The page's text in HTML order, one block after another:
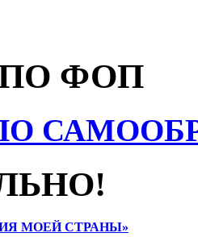
ФОП
МОЕЙ СТРАНЫ»